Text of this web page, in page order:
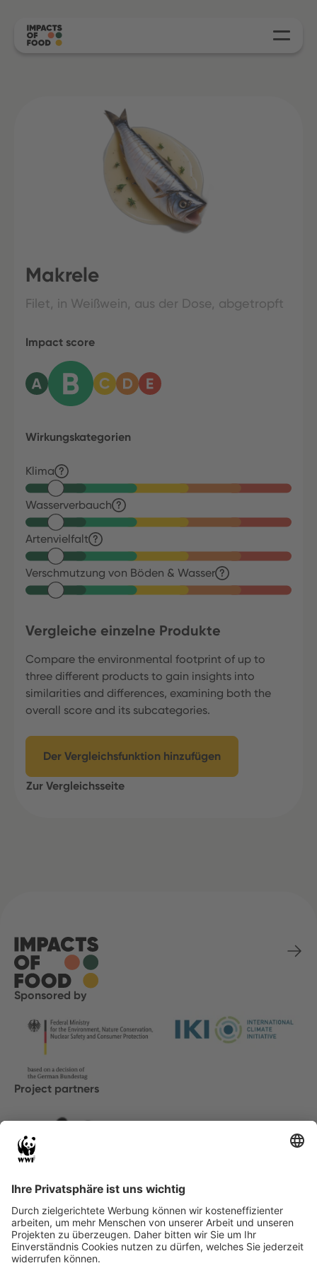
Makrele
Filet, in Weißwein, aus der Dose, abgetropft
Impact score
Wirkungskategorien
Klima
Wasserverbauch
Artenvielfalt
Verschmutzung von Böden & Wasser
Vergleiche einzelne Produkte
Compare the environmental footprint of up to
three different products to gain insights into
similarities and differences, examining both the
overall score and its subcategories.
Der Vergleichsfunktion hinzufügen
Zur Vergleichsseite
Sponsored by
Project partners